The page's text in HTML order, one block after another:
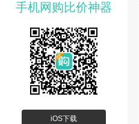
手机网购比价神器
iOS下载